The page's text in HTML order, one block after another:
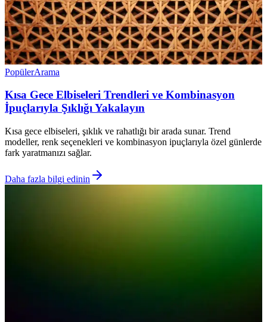
PopülerArama
Kısa Gece Elbiseleri Trendleri ve Kombinasyon
İpuçlarıyla Şıklığı Yakalayın
Kısa gece elbiseleri, şıklık ve rahatlığı bir arada sunar. Trend
modeller, renk seçenekleri ve kombinasyon ipuçlarıyla özel günlerde
fark yaratmanızı sağlar.
Daha fazla bilgi edinin